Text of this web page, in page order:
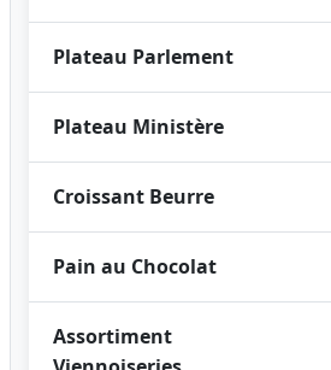
Plateau Parlement
Plateau Ministère
Croissant Beurre
Pain au Chocolat
Assortiment